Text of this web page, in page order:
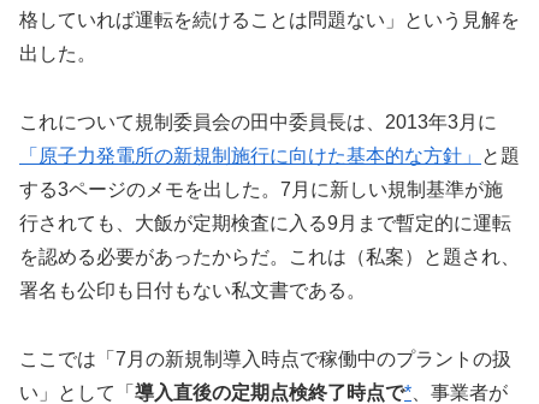
格していれば運転を続けることは問題ない」という見解を
出した。
これについて規制委員会の田中委員長は、2013年3月に
「原子力発電所の新規制施行に向けた基本的な方針」
と題
する3ページのメモを出した。7月に新しい規制基準が施
行されても、大飯が定期検査に入る9月まで暫定的に運転
を認める必要があったからだ。これは（私案）と題され、
署名も公印も日付もない私文書である。
ここでは「7月の新規制導入時点で稼働中のプラントの扱
い」として「 導入直後の定期点検終了時点で* 、事業者が